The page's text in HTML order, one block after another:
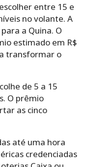
entre 15 e
no volante. A
a Quina. O
estimado em R$
transformar o
de 5 a 15
O prêmio
as cinco
até uma hora
credenciadas